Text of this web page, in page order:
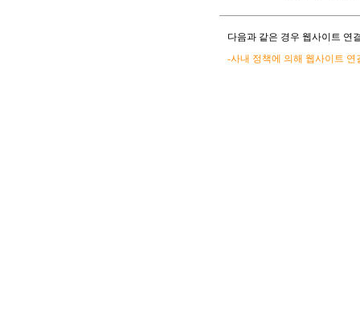
다음과 같은 경우 웹사이트 연
-사내 정책에 의해 웹사이트